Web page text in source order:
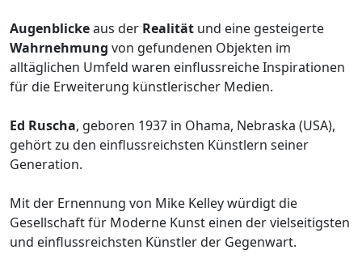
Augenblickeaus der Realität und eine gesteigerte
Wahrnehmung von gefundenen Objekten im
alltäglichen Umfeld waren einflussreiche Inspirationen
für die Erweiterung künstlerischer Medien.
Ed Ruscha, geboren 1937 in Ohama, Nebraska (USA),
gehört zu den einflussreichsten Künstlern seiner
Generation.
Mit der Ernennung von Mike Kelley würdigt die
Gesellschaft für Moderne Kunst einen der vielseitigsten
und einflussreichsten Künstler der Gegenwart.